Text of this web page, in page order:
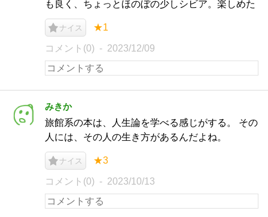
も良く、ちょっとほのぼの少しシビア。楽しめた
ナイス ★1
コメント(0) 2023/12/09
みきか
旅館系の本は、人生論を学べる感じがする。 その
人には、その人の生き方があるんだよね。
ナイス ★3
コメント(0) 2023/10/13